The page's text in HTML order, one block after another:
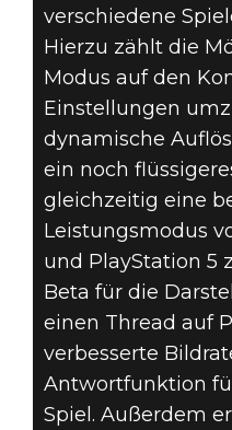
verschiedene
Hierzu zählt die
Modus auf den
Einstellungen
dynamische
ein noch
gleichzeitig eine
Leistungsmodus
und PlayStation 5
Beta für die
einen Thread auf
verbesserte
Antwortfunktion
Spiel. Außerdem